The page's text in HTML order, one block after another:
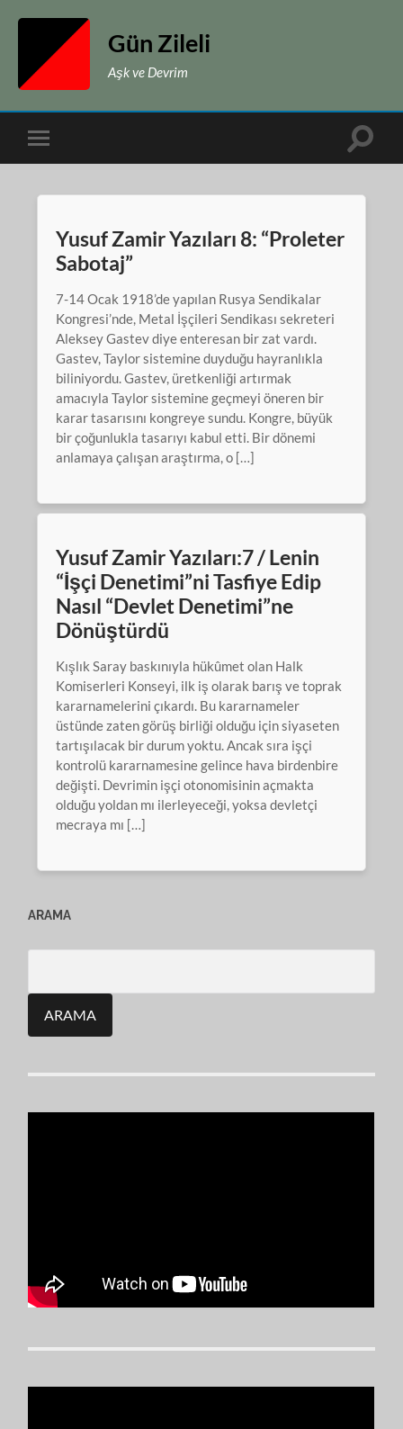
Gün Zileli
Aşk ve Devrim
Toggle
mobile
Toggle
Yusuf Zamir Yazıları 8: “Proleter
Sabotaj”
7-14 Ocak 1918’de yapılan Rusya Sendikalar
Kongresi’nde, Metal İşçileri Sendikası sekreteri
Aleksey Gastev diye enteresan bir zat vardı.
Gastev, Taylor sistemine duyduğu hayranlıkla
biliniyordu. Gastev, üretkenliği artırmak
amacıyla Taylor sistemine geçmeyi öneren bir
karar tasarısını kongreye sundu. Kongre, büyük
bir çoğunlukla tasarıyı kabul etti. Bir dönemi
anlamaya çalışan araştırma, o […]
Yusuf Zamir Yazıları:7 / Lenin
“İşçi Denetimi”ni Tasfiye Edip
Nasıl “Devlet Denetimi”ne
Dönüştürdü
Kışlık Saray baskınıyla hükûmet olan Halk
Komiserleri Konseyi, ilk iş olarak barış ve toprak
kararnamelerini çıkardı. Bu kararnameler
üstünde zaten görüş birliği olduğu için siyaseten
tartışılacak bir durum yoktu. Ancak sıra işçi
kontrolü kararnamesine gelince hava birdenbire
değişti. Devrimin işçi otonomisinin açmakta
olduğu yoldan mı ilerleyeceği, yoksa devletçi
mecraya mı […]
ARAMA